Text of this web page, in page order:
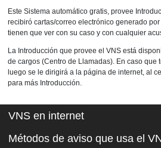
Este Sistema automático gratis, provee
recibiró cartas/correo electrónico generado
tienen que ver con su caso y con cualquier
La Introducción que provee el VNS está
de cargos (Centro de Llamadas). En caso
luego se le dirigirá a la página de internet, al
para más Introducción.
VNS en internet
Métodos de aviso que usa el